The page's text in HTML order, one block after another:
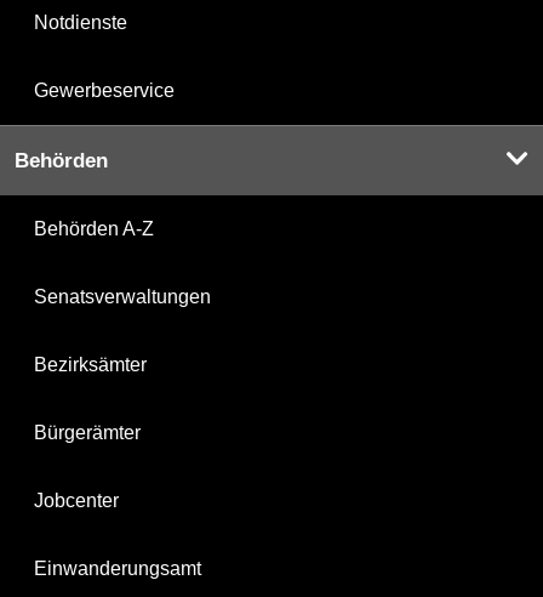
Notdienste
Gewerbeservice
Behörden
Behörden A-Z
Senatsverwaltungen
Bezirksämter
Bürgerämter
Jobcenter
Einwanderungsamt